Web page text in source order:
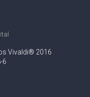
Vivaldi® 2016
6